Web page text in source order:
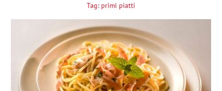
Tag: primi piatti